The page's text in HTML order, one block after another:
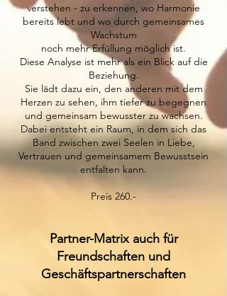
verstehen - zu erkennen, wo Harmonie
bereits lebt und wo durch gemeinsames
Wachstum
noch mehr Erfüllung möglich ist.
Diese Analyse ist mehr als ein Blick auf die
Beziehung.
Sie lädt dazu ein, den anderen mit dem
Herzen zu sehen, ihm tiefer zu begegnen
und gemeinsam bewusster zu wachsen.
Dabei entsteht ein Raum, in dem sich das
Band zwischen zwei Seelen in Liebe,
Vertrauen und gemeinsamem Bewusstsein
entfalten kann.
Preis 260.-
Partner-Matrix auch für
Freundschaften und
Geschäftspartnerschaften